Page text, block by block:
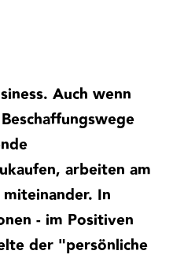
Auch wenn
arbeiten am
In
- im Positiven
der "persönliche